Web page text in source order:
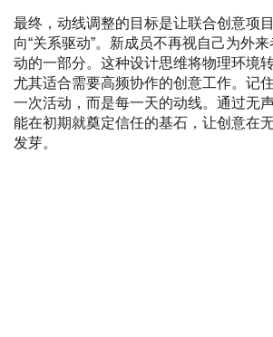
最终，动线调整的目标是让联合创意项
向“关系驱动”。新成员不再视自己为外
动的一部分。这种设计思维将物理环境
尤其适合需要高频协作的创意工作。记
一次活动，而是每一天的动线。通过无
能在初期就奠定信任的基石，让创意在
发芽。